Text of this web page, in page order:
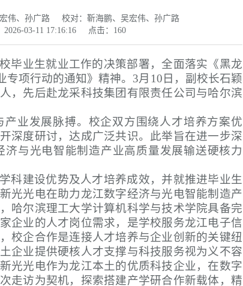
伟、孙广路
校对：靳海鹏、吴宏伟、孙广路
2026-03-11 17:16:16 点击： 160
毕业生就业工作的决策部署，全面落实《黑龙
项行动的通知》精神。3月10日，副校长石颖
，先后赴龙采科技集团有限责任公司与哈尔滨
业发展脉搏。校企双方围绕人才培养方案优
深度研讨，达成广泛共识。此举旨在进一步深
与光电智能制造产业高质量发展输送硬核力
科建设优势及人才培养成效，并就推进毕业生
光光电在助力龙江数字经济与光电智能制造产
哈尔滨理工大学计算机科学与技术学院具备完
企业的人才岗位需求，是学校服务龙江电子信
校企合作是连接人才培养与企业创新的关键纽
企业提供硬核人才支撑与科技服务视为义不容
光光电作为龙江本土的优质科技企业，在数字
走访为契机，探索搭建产学研合作新载体，精